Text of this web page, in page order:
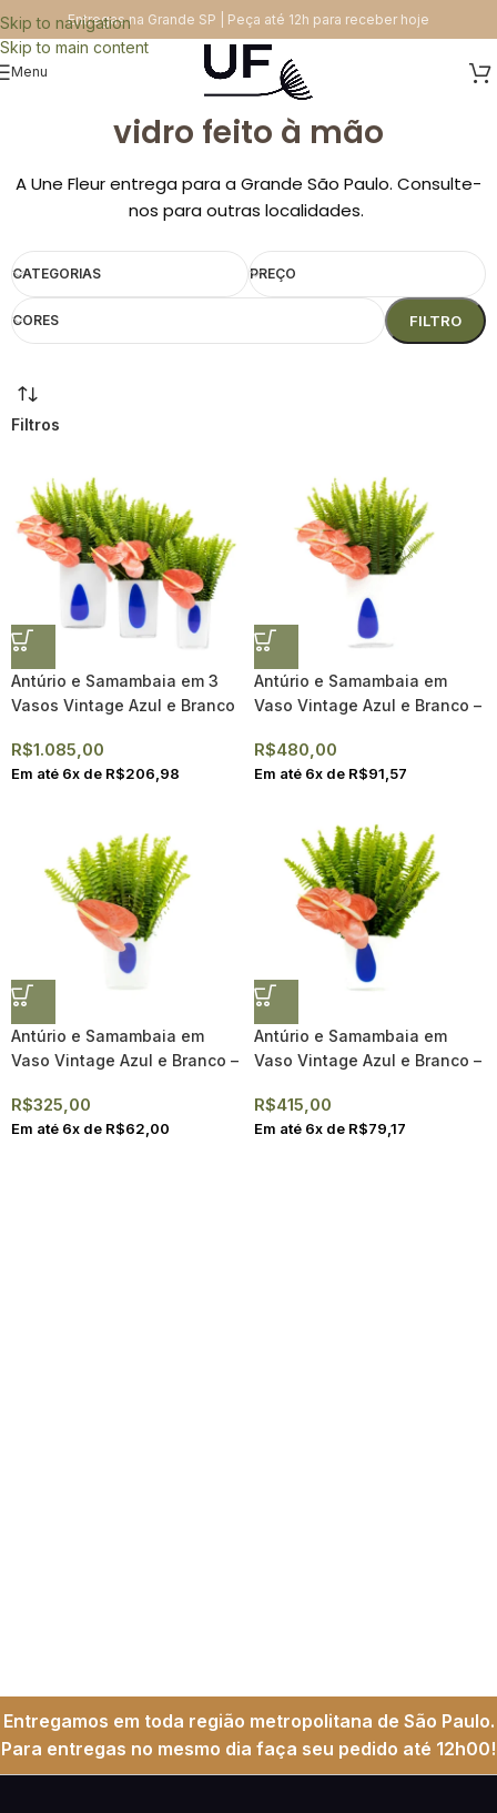
Skip to navigation
Skip to main content
Entregas na Grande SP | Peça até 12h para receber hoje
Menu
vidro feito à mão
A Une Fleur entrega para a Grande São Paulo. Consulte-
nos para outras localidades.
CATEGORIAS PREÇO
CORES FILTRO
Filtros
Antúrio e Samambaia em 3
Vasos Vintage Azul e Branco
R$1.085,00
Em até 6x de R$206,98
Antúrio e Samambaia em
Vaso Vintage Azul e Branco –
R$480,00
Em até 6x de R$91,57
Antúrio e Samambaia em
Vaso Vintage Azul e Branco –
R$325,00
Em até 6x de R$62,00
Antúrio e Samambaia em
Vaso Vintage Azul e Branco –
R$415,00
Em até 6x de R$79,17
Entregamos em toda região metropolitana de São Paulo.
Para entregas no mesmo dia faça seu pedido até 12h00!